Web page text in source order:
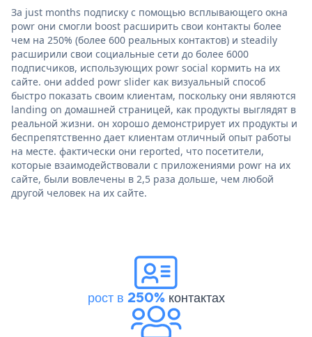
За just months подписку с помощью всплывающего окна
powr они смогли boost расширить свои контакты более
чем на 250% (более 600 реальных контактов) и steadily
расширили свои социальные сети до более 6000
подписчиков, использующих powr social кормить на их
сайте. они added powr slider как визуальный способ
быстро показать своим клиентам, поскольку они являются
landing on домашней страницей, как продукты выглядят в
реальной жизни. он хорошо демонстрирует их продукты и
беспрепятственно дает клиентам отличный опыт работы
на месте. фактически они reported, что посетители,
которые взаимодействовали с приложениями powr на их
сайте, были вовлечены в 2,5 раза дольше, чем любой
другой человек на их сайте.
рост в 250%контактах